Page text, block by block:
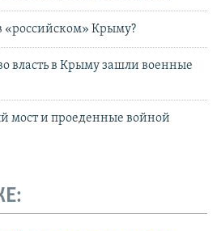
«российском» Крыму?
власть в Крыму зашли военные
мост и проеденные войной